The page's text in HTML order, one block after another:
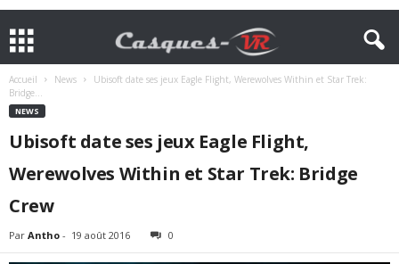
Accueil News
Ubisoft date ses jeux Eagle Flight, Werewolves Within et Star Trek:
Bridge...
NEWS
Ubisoft date ses jeux Eagle Flight,
Werewolves Within et Star Trek: Bridge
Crew
Par Antho - 19 août 2016 0